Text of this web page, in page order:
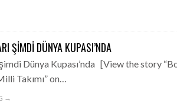
ŞIMDI DÜNYA KUPASI’NDA
Dünya Kupası’nda [View the story
Takımı” on…
→